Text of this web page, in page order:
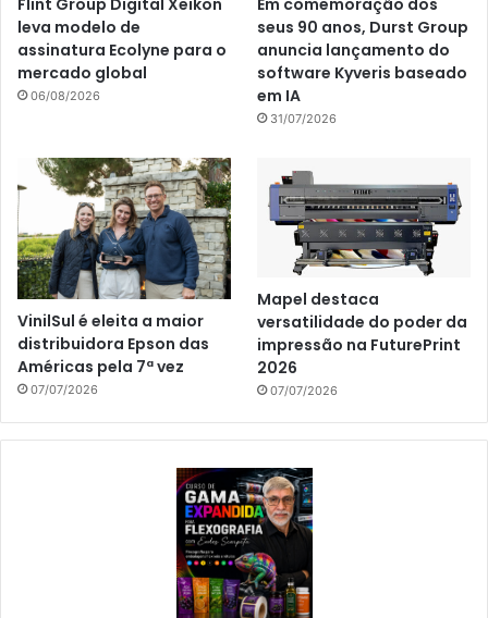
leva modelo de
assinatura Ecolyne para o
mercado global
06/08/2026
Em comemoração dos
seus 90 anos, Durst Group
anuncia lançamento do
software Kyveris baseado
em IA
31/07/2026
VinilSul é eleita a maior
distribuidora Epson das
Américas pela 7ª vez
07/07/2026
Mapel destaca
versatilidade do poder da
impressão na FuturePrint
2026
07/07/2026